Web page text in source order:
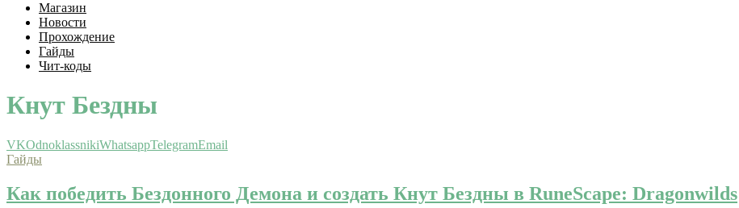
Магазин
Новости
Прохождение
Гайды
Чит-коды
Кнут Бездны
VKOdnoklassnikiWhatsappTelegramEmail
Гайды
Как победить Бездонного Демона и создать Кнут Бездны в RuneScape: Dragonwilds